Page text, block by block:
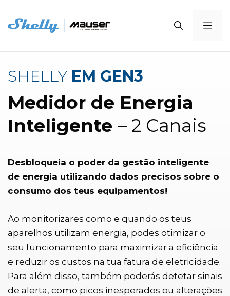
para
conteúdo
SHELLY EM GEN3
Medidor de Energia
Inteligente – 2 Canais
Desbloqueia o poder da gestão inteligente
de energia utilizando dados precisos sobre o
consumo dos teus equipamentos!
Ao monitorizares como e quando os teus
aparelhos utilizam energia, podes otimizar o
seu funcionamento para maximizar a eficiência
e reduzir os custos na tua fatura de eletricidade.
Para além disso, também poderás detetar sinais
de alerta, como picos inesperados ou alterações